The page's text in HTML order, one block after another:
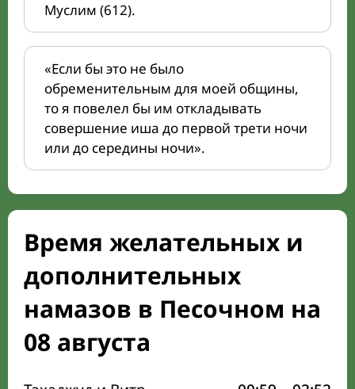
Муслим (612).
«Если бы это не было
обременительным для моей общины,
то я повелел бы им откладывать
совершение иша до первой трети ночи
или до середины ночи».
Время желательных и
дополнительных
намазов в Песочном на
08 августа